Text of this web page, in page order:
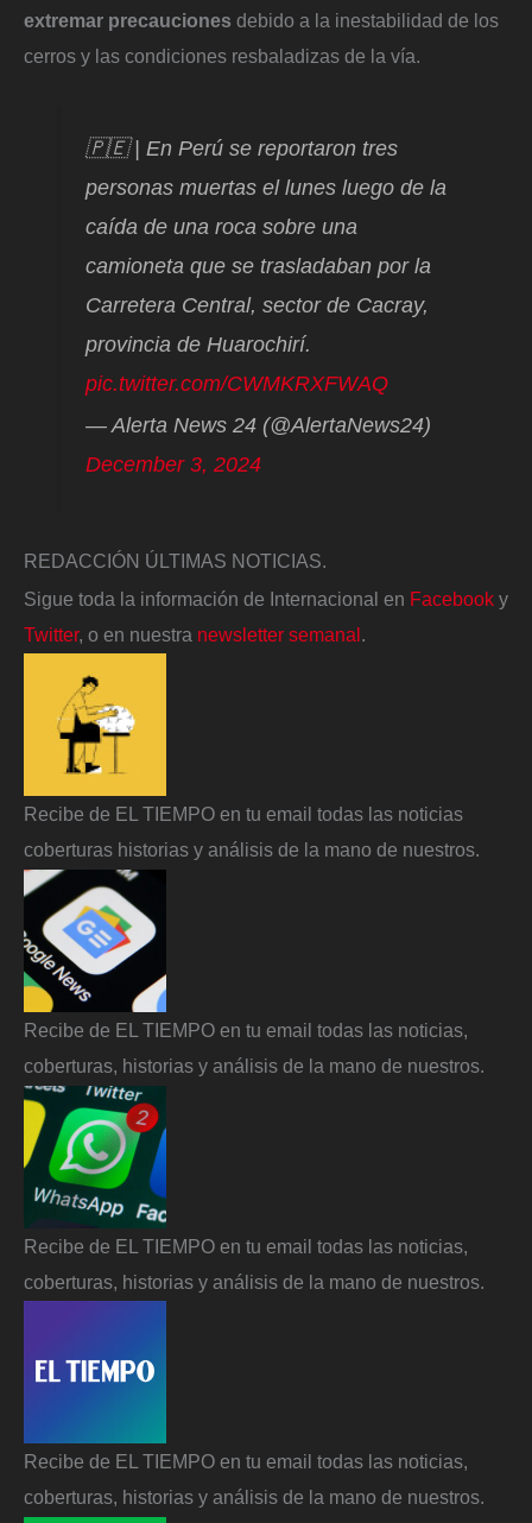
extremar precauciones debido a la inestabilidad de los
cerros y las condiciones resbaladizas de la vía.
🇵🇪 | En Perú se reportaron tres
personas muertas el lunes luego de la
caída de una roca sobre una
camioneta que se trasladaban por la
Carretera Central, sector de Cacray,
provincia de Huarochirí.
pic.twitter.com/CWMKRXFWAQ
— Alerta News 24 (@AlertaNews24)
December 3, 2024
REDACCIÓN ÚLTIMAS NOTICIAS.
Sigue toda la información de Internacional en Facebook y
Twitter, o en nuestra newsletter semanal.
Recibe de EL TIEMPO en tu email todas las noticias
coberturas historias y análisis de la mano de nuestros.
Recibe de EL TIEMPO en tu email todas las noticias,
coberturas, historias y análisis de la mano de nuestros.
Recibe de EL TIEMPO en tu email todas las noticias,
coberturas, historias y análisis de la mano de nuestros.
Recibe de EL TIEMPO en tu email todas las noticias,
coberturas, historias y análisis de la mano de nuestros.